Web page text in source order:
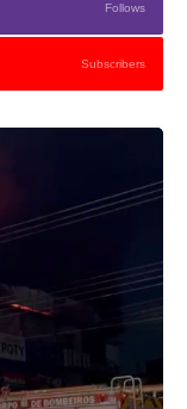
Follows
Subscribers